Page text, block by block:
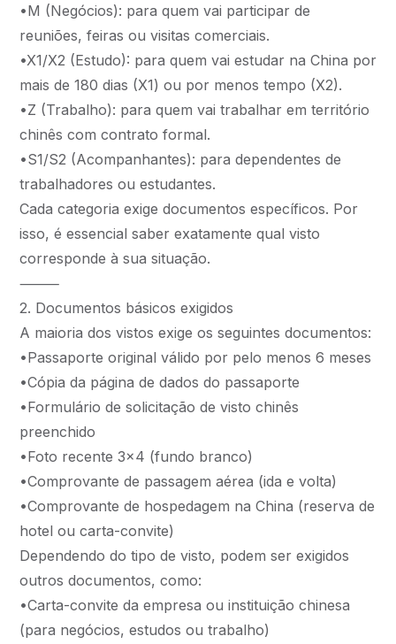
•M (Negócios): para quem vai participar de
reuniões, feiras ou visitas comerciais.
•X1/X2 (Estudo): para quem vai estudar na China por
mais de 180 dias (X1) ou por menos tempo (X2).
•Z (Trabalho): para quem vai trabalhar em território
chinês com contrato formal.
•S1/S2 (Acompanhantes): para dependentes de
trabalhadores ou estudantes.
Cada categoria exige documentos específicos. Por
isso, é essencial saber exatamente qual visto
corresponde à sua situação.
⸻
2. Documentos básicos exigidos
A maioria dos vistos exige os seguintes documentos:
•Passaporte original válido por pelo menos 6 meses
•Cópia da página de dados do passaporte
•Formulário de solicitação de visto chinês
preenchido
•Foto recente 3×4 (fundo branco)
•Comprovante de passagem aérea (ida e volta)
•Comprovante de hospedagem na China (reserva de
hotel ou carta-convite)
Dependendo do tipo de visto, podem ser exigidos
outros documentos, como:
•Carta-convite da empresa ou instituição chinesa
(para negócios, estudos ou trabalho)